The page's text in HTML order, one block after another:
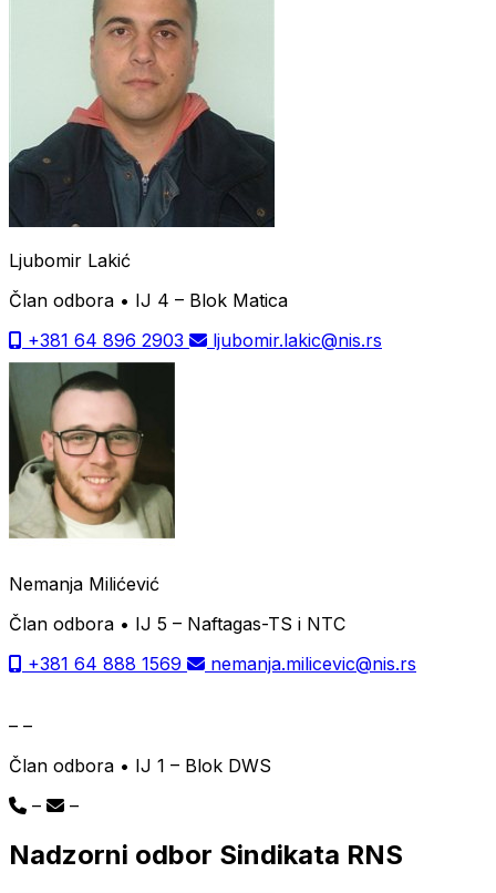
Ljubomir Lakić
Član odbora • IJ 4 – Blok Matica
+381 64 896 2903
ljubomir.lakic@nis.rs
Nemanja Milićević
Član odbora • IJ 5 – Naftagas-TS i NTC
+381 64 888 1569
nemanja.milicevic@nis.rs
– –
Član odbora • IJ 1 – Blok DWS
–
–
Nadzorni odbor Sindikata RNS